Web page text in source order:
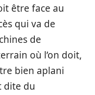
être face au
qui va de
de
où l’on doit,
bien aplani
dite du